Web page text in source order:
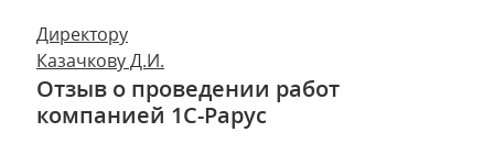
Директору
Казачкову Д.И.
Отзыв о проведении работ
компанией 1С-Рарус